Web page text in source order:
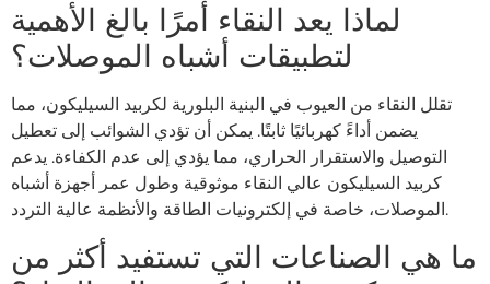
لماذا يعد النقاء أمرًا بالغ الأهمية
لتطبيقات أشباه الموصلات؟
تقلل النقاء من العيوب في البنية البلورية لكربيد السيليكون، مما
يضمن أداءً كهربائيًا ثابتًا. يمكن أن تؤدي الشوائب إلى تعطيل
التوصيل والاستقرار الحراري، مما يؤدي إلى عدم الكفاءة. يدعم
كربيد السيليكون عالي النقاء موثوقية وطول عمر أجهزة أشباه
الموصلات، خاصة في إلكترونيات الطاقة والأنظمة عالية التردد.
ما هي الصناعات التي تستفيد أكثر من